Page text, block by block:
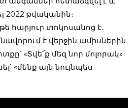
2022 թվականին։
հարյուր տոկոսանոց է․
է վերջին ամիսներին
«Տվե՜ք մեզ նոր մոլորակ»
«մենք այն նույնպես